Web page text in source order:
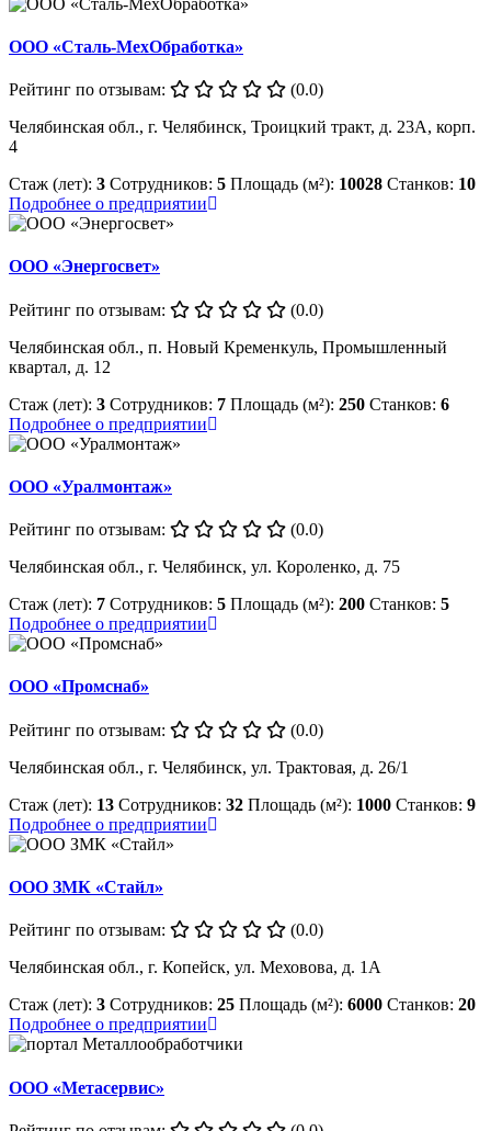
ООО «Сталь-МехОбработка»
Рейтинг по отзывам:
(0.0)
Челябинская обл., г. Челябинск, Троицкий тракт, д. 23А, корп.
4
Стаж (лет): 3 Сотрудников: 5 Площадь (м²): 10028 Станков: 10
Подробнее о предприятии
ООО «Энергосвет»
Рейтинг по отзывам:
(0.0)
Челябинская обл., п. Новый Кременкуль, Промышленный
квартал, д. 12
Стаж (лет): 3 Сотрудников: 7 Площадь (м²): 250 Станков: 6
Подробнее о предприятии
ООО «Уралмонтаж»
Рейтинг по отзывам:
(0.0)
Челябинская обл., г. Челябинск, ул. Короленко, д. 75
Стаж (лет): 7 Сотрудников: 5 Площадь (м²): 200 Станков: 5
Подробнее о предприятии
ООО «Промснаб»
Рейтинг по отзывам:
(0.0)
Челябинская обл., г. Челябинск, ул. Трактовая, д. 26/1
Стаж (лет): 13 Сотрудников: 32 Площадь (м²): 1000 Станков: 9
Подробнее о предприятии
ООО ЗМК «Стайл»
Рейтинг по отзывам:
(0.0)
Челябинская обл., г. Копейск, ул. Меховова, д. 1А
Стаж (лет): 3 Сотрудников: 25 Площадь (м²): 6000 Станков: 20
Подробнее о предприятии
ООО «Метасервис»